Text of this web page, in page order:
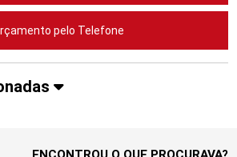
pelo Telefone